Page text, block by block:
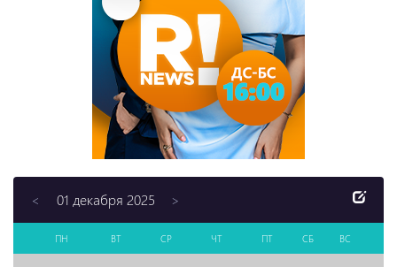
< 01 декабря 2025 >
ПН ВТ СР ЧТ ПТ СБ ВС